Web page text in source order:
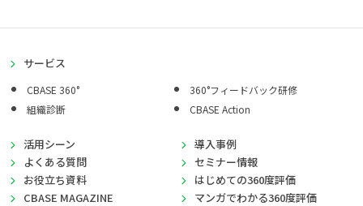
サービス
CBASE 360°
360°フィードバック研修
組織診断
CBASE Action
活用シーン
導入事例
よくある質問
セミナー情報
お役立ち資料
はじめての360度評価
CBASE MAGAZINE
マンガでわかる360度評価